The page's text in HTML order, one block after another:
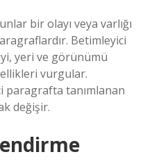
bir olayı veya varlığı
Betimleyici
yeri ve görünümü
vurgular.
paragrafta tanımlanan
değişir.